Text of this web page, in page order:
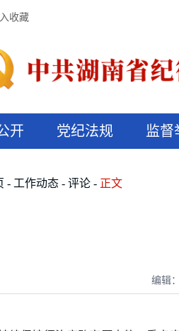
收藏
开 党纪法规 监督
工作动态 评论 正文
编辑